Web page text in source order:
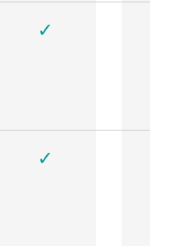
✓
✓